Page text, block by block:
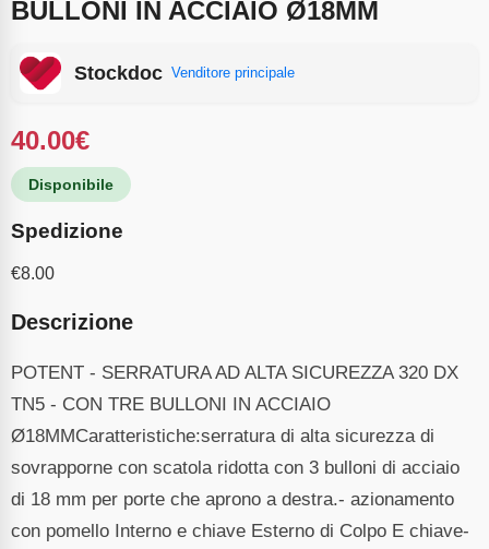
BULLONI IN ACCIAIO Ø18MM
Stockdoc Venditore principale
40.00€
Disponibile
Spedizione
€8.00
Descrizione
POTENT - SERRATURA AD ALTA SICUREZZA 320 DX
TN5 - CON TRE BULLONI IN ACCIAIO
Ø18MMCaratteristiche:serratura di alta sicurezza di
sovrapporne con scatola ridotta con 3 bulloni di acciaio
di 18 mm per porte che aprono a destra.- azionamento
con pomello Interno e chiave Esterno di Colpo E chiave-